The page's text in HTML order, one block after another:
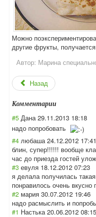
Можно
другие фрукты,
Автор: Марина
Назад
Комментарии
#5 Дана 29.11.2013 18:18
надо попробовать
#4 любаша 24.12.2012 17:41
блин, супер!!!!!! вообще
час до приезда гостей
#3 евуля 18.12.2012 07:23
я делала получилась
понравилось очень вкусно
#2 мария 30.07.2012 19:46
надо расмыслить и
#1 Настька 20.06.2012 08:15